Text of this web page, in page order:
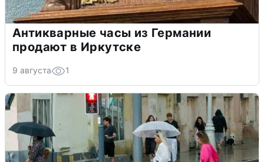
Антикварные часы из Германии
продают в Иркутске
9 августа 1